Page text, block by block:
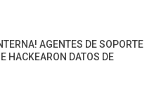
AGENTES DE SOPORTE
HACKEARON DATOS DE